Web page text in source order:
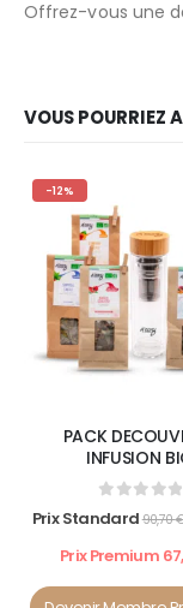
Offrez-vous une
VOUS POURRIEZ
-12%
PACK
INFUSION
Prix Standard90,70
Prix Premium